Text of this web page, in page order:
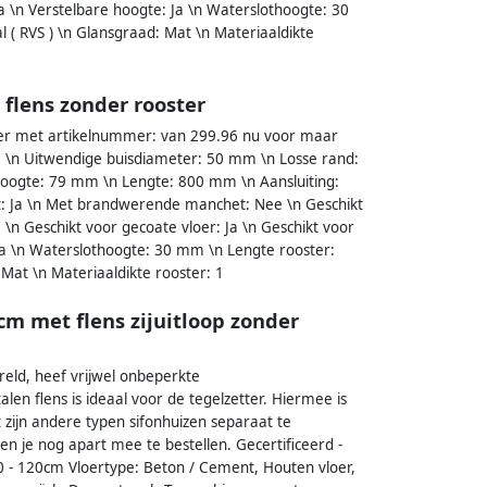
\n Verstelbare hoogte: Ja \n Waterslothoogte: 30
RVS ) \n Glansgraad: Mat \n Materiaaldikte
zonder rooster
met artikelnummer: van 299.96 nu voor maar
Uitwendige buisdiameter: 50 mm \n Losse rand:
79 mm \n Lengte: 800 mm \n Aansluiting:
\n Met brandwerende manchet: Nee \n Geschikt
Geschikt voor gecoate vloer: Ja \n Geschikt voor
\n Waterslothoogte: 30 mm \n Lengte rooster:
\n Materiaaldikte rooster: 1
met flens zijuitloop zonder
heef vrijwel onbeperkte
flens is ideaal voor de tegelzetter. Hiermee is
andere typen sifonhuizen separaat te
je nog apart mee te bestellen. Gecertificeerd
120cm Vloertype: Beton / Cement, Houten vloer,